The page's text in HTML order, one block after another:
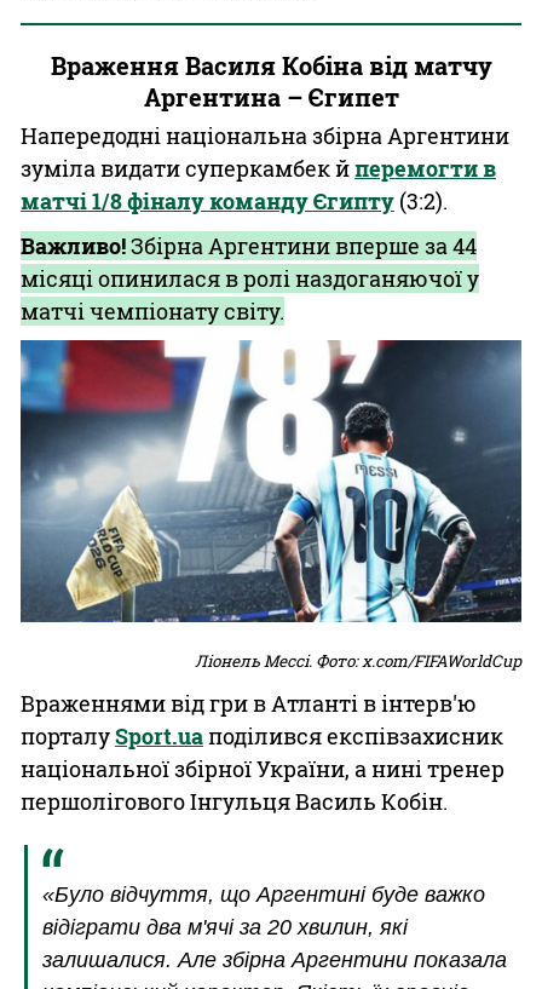
Враження Василя Кобіна від матчу
Аргентина – Єгипет
Напередодні національна збірна Аргентини
зуміла видати суперкамбек йперемогти в
матчі 1/8 фіналу команду Єгипту (3:2).
Важливо!Збірна Аргентини вперше за 44
місяці опинилася в ролі наздоганяючої у
матчі чемпіонату світу.
Ліонель Мессі. Фото: x.com/FIFAWorldCup
Враженнями від гри в Атланті в інтерв'ю
порталуSport.uaподілився експівзахисник
національної збірної України, а нині тренер
першолігового Інгульця Василь Кобін.
«Було відчуття, що Аргентині буде важко
відіграти два м'ячі за 20 хвилин, які
залишалися. Але збірна Аргентини показала